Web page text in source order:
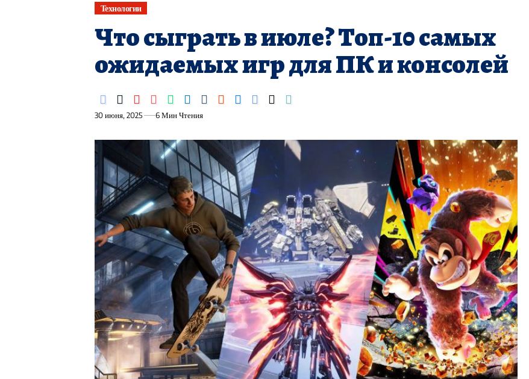
Технологии
Что сыграть в июле? Топ-10 самых
ожидаемых игр для ПК и консолей
30 июня, 2025 6 Мин Чтения